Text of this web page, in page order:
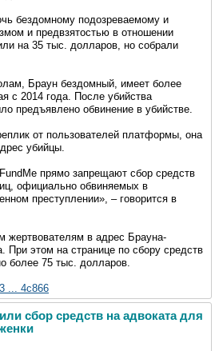
бездомному подозреваемому и
и предвзятостью в отношении
на 35 тыс. долларов, но собрали
Браун бездомный, имеет более
с 2014 года. После убийства
предъявлено обвинение в убийстве.
от пользователей платформы, она
убийцы.
прямо запрещают сбор средств
официально обвиняемых в
преступлении», – говорится в
жертвователям в адрес Брауна-
При этом на странице по сбору средств
более 75 тыс. долларов.
... 4c866
сбор средств на адвоката для